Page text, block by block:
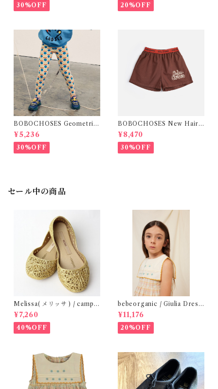
30%OFF 20%OFF
BOBOCHOSES Geometric
¥5,236
30%OFF
BOBOCHOSES New Hairli
ne denim bermuda shorts /
2-6Y
¥8,470
30%OFF
セール中の商品
Melissa( メリッサ ) / campa
na ( Gold )28-33
¥7,260
40%OFF
bebeorganic / Giulia Dress
Lagoon Check (2-6y)
¥11,176
20%OFF